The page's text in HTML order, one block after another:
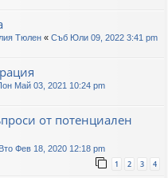
Тюлен « Съб Юли 09, 2022 3:41 pm
Май 03, 2021 10:24 pm
от потенциален
Вто Фев 18, 2020 12:18 pm
1 2 3 4